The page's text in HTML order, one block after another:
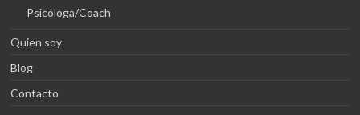
Psicóloga/Coach
Quien soy
Blog
Contacto